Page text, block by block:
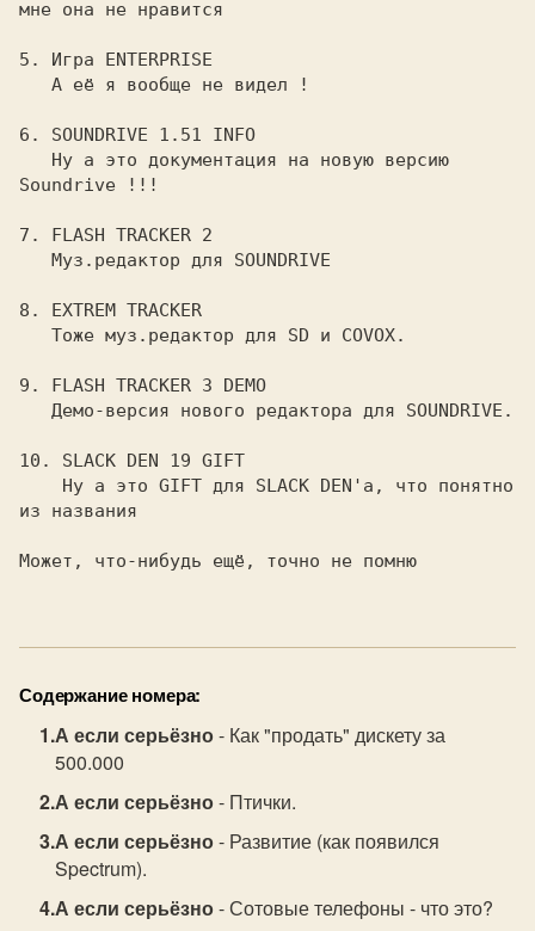
мне она не нравится
5. Игра ENTERPRISE
А её я вообще не видел !
6. SOUNDRIVE 1.51 INFO
Ну а это документация на новую версию
Soundrive !!!
7. FLASH TRACKER 2
Муз.редактор для SOUNDRIVE
8. EXTREM TRACKER
Тоже муз.редактор для SD и COVOX.
9. FLASH TRACKER 3 DEMO
Демо-версия нового редактора для SOUNDRIVE.
10. SLACK DEN 19 GIFT
Ну а это GIFT для SLACK DEN'а, что понятно
из названия
Может, что-нибудь ещё, точно не помню
Содержание номера:
А если серьёзно- Как "продать" дискету за
500.000
А если серьёзно- Птички.
А если серьёзно- Развитие (как появился
Spectrum).
А если серьёзно- Сотовые телефоны - что это?